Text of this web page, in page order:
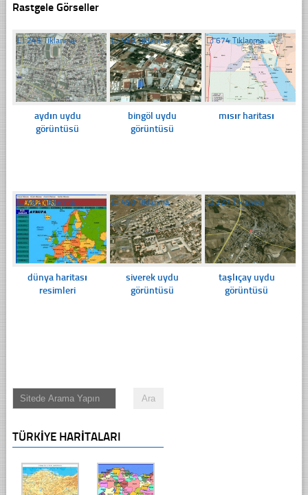
Rastgele Görseller
☐245 Tıklanma
aydın uydu
görüntüsü
☐450 Tıklanma
bingöl uydu
görüntüsü
☐674 Tıklanma
mısır haritası
☐492 Tıklanma
dünya haritası
resimleri
☐490 Tıklanma
siverek uydu
görüntüsü
☐227 Tıklanma
taşlıçay uydu
görüntüsü
TÜRKIYE HARITALARI